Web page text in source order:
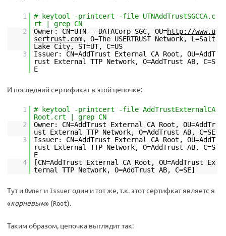
1
# keytool -printcert -file UTNAddTrustSGCCA.c
rt | grep CN
2
Owner: CN=UTN - DATACorp SGC, OU=http://www.u
sertrust.com, O=The USERTRUST Network, L=Salt
Lake City, ST=UT, C=US
3
Issuer: CN=AddTrust External CA Root, OU=AddT
rust External TTP Network, O=AddTrust AB, C=S
E
И последний сертификат в этой цепочке:
1
# keytool -printcert -file AddTrustExternalCA
Root.crt | grep CN
2
Owner: CN=AddTrust External CA Root, OU=AddTr
ust External TTP Network, O=AddTrust AB, C=SE
3
Issuer: CN=AddTrust External CA Root, OU=AddT
rust External TTP Network, O=AddTrust AB, C=S
E
4
[CN=AddTrust External CA Root, OU=AddTrust Ex
ternal TTP Network, O=AddTrust AB, C=SE]
Тут и Owner и Issuer один и тот же, т.к. этот сертифкат являетс я
«корневым» (Root).
Таким образом, цепочка выглядит так: